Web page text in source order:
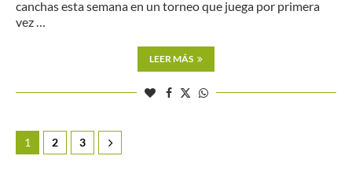
canchas esta semana en un torneo que juega por primera
vez …
LEER MÁS
1 2 3